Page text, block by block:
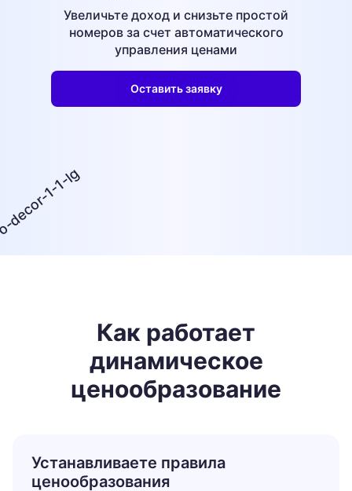
Увеличьте доход и снизьте простой
номеров за счет автоматического
управления ценами
Оставить заявку
Как работает
динамическое
ценообразование
Устанавливаете правила
ценообразования